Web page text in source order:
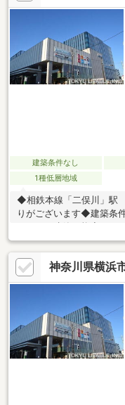
建築条件なし
1種低層地域
◆相鉄本線「二俣川」駅
りがございます◆建築条
ーカーで建築可能◆カー
少なく駐車にも困りませ
ります
神奈川県横浜